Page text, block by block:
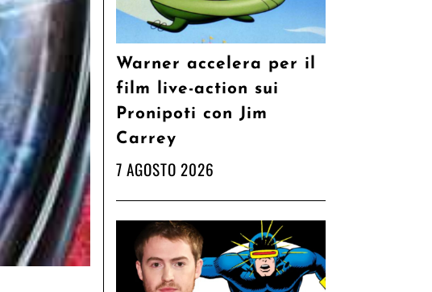
Warner accelera per il
film live-action sui
Pronipoti con Jim
Carrey
7 AGOSTO 2026